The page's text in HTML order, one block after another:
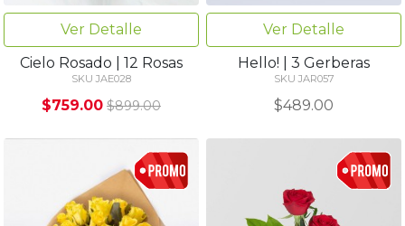
Ver Detalle
Cielo Rosado | 12 Rosas
SKU JAE028
$759.00 $899.00
Ver Detalle
Hello! | 3 Gerberas
SKU JAR057
$489.00